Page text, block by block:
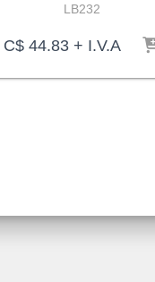
LB232
C$ 44.83 + I.V.A